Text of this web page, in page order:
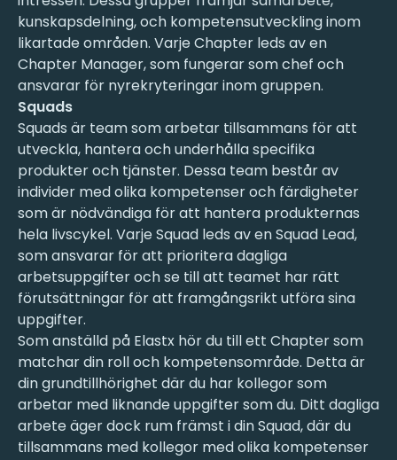
kunskapsdelning, och kompetensutveckling inom
likartade områden. Varje Chapter leds av en
Chapter Manager, som fungerar som chef och
ansvarar för nyrekryteringar inom gruppen.
Squads
Squads är team som arbetar tillsammans för att
utveckla, hantera och underhålla specifika
produkter och tjänster. Dessa team består av
individer med olika kompetenser och färdigheter
som är nödvändiga för att hantera produkternas
hela livscykel. Varje Squad leds av en Squad Lead,
som ansvarar för att prioritera dagliga
arbetsuppgifter och se till att teamet har rätt
förutsättningar för att framgångsrikt utföra sina
uppgifter.
Som anställd på Elastx hör du till ett Chapter som
matchar din roll och kompetensområde. Detta är
din grundtillhörighet där du har kollegor som
arbetar med liknande uppgifter som du. Ditt dagliga
arbete äger dock rum främst i din Squad, där du
tillsammans med kollegor med olika kompetenser